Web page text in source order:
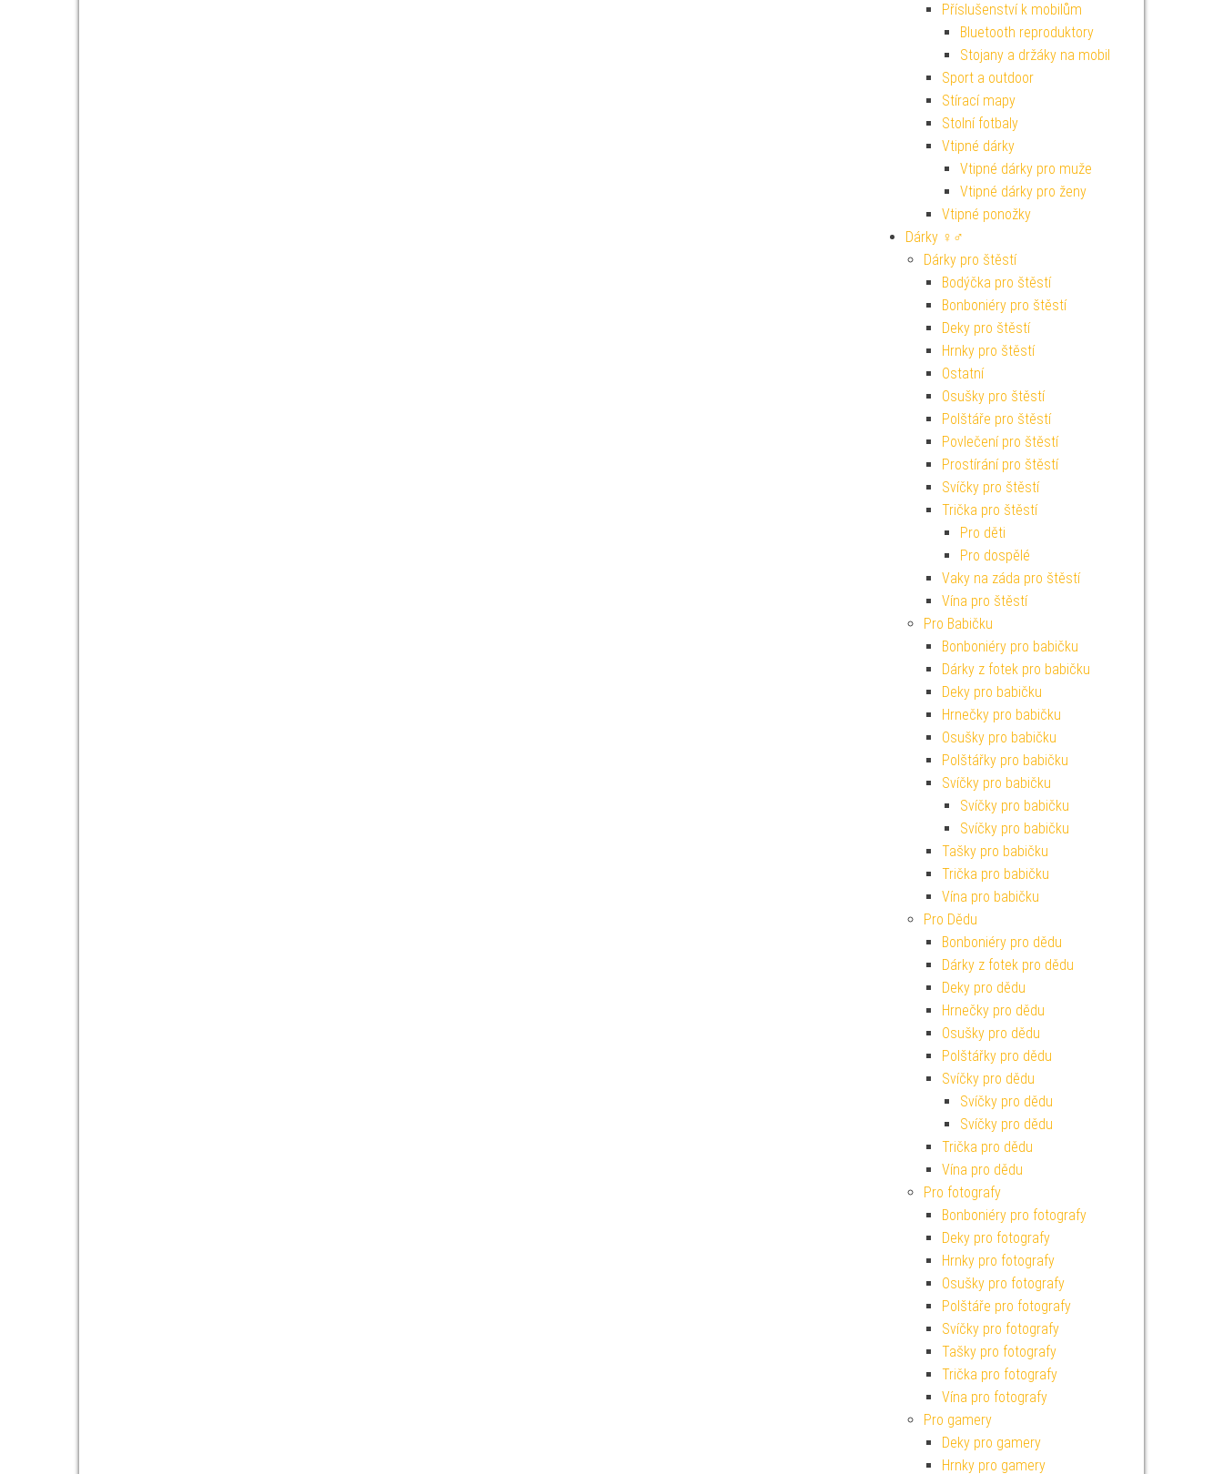
Příslušenství k mobilům
Bluetooth reproduktory
Stojany a držáky na mobil
Sport a outdoor
Stírací mapy
Stolní fotbaly
Vtipné dárky
Vtipné dárky pro muže
Vtipné dárky pro ženy
Vtipné ponožky
Dárky ♀♂
Dárky pro štěstí
Bodýčka pro štěstí
Bonboniéry pro štěstí
Deky pro štěstí
Hrnky pro štěstí
Ostatní
Osušky pro štěstí
Polštáře pro štěstí
Povlečení pro štěstí
Prostírání pro štěstí
Svíčky pro štěstí
Trička pro štěstí
Pro děti
Pro dospělé
Vaky na záda pro štěstí
Vína pro štěstí
Pro Babičku
Bonboniéry pro babičku
Dárky z fotek pro babičku
Deky pro babičku
Hrnečky pro babičku
Osušky pro babičku
Polštářky pro babičku
Svíčky pro babičku
Svíčky pro babičku
Svíčky pro babičku
Tašky pro babičku
Trička pro babičku
Vína pro babičku
Pro Dědu
Bonboniéry pro dědu
Dárky z fotek pro dědu
Deky pro dědu
Hrnečky pro dědu
Osušky pro dědu
Polštářky pro dědu
Svíčky pro dědu
Svíčky pro dědu
Svíčky pro dědu
Trička pro dědu
Vína pro dědu
Pro fotografy
Bonboniéry pro fotografy
Deky pro fotografy
Hrnky pro fotografy
Osušky pro fotografy
Polštáře pro fotografy
Svíčky pro fotografy
Tašky pro fotografy
Trička pro fotografy
Vína pro fotografy
Pro gamery
Deky pro gamery
Hrnky pro gamery